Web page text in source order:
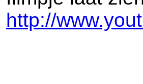
http://